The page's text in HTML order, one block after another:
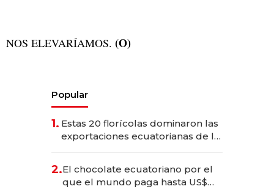
NOS ELEVARÍAMOS. (O)
Popular
1. Estas 20 florícolas dominaron las
exportaciones ecuatorianas de la
2.El chocolate ecuatoriano por el
que el mundo paga hasta US$